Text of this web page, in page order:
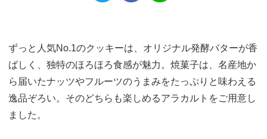
ずっと人気No.1のクッキーは、オリジナル発酵バターが香
ばしく、独特のほろほろ食感が魅力。焼菓子は、名産地か
ら届いたナッツやフルーツのうまみをたっぷりと味わえる
逸品ぞろい。そのどちらも楽しめるアラカルトをご用意し
ました。